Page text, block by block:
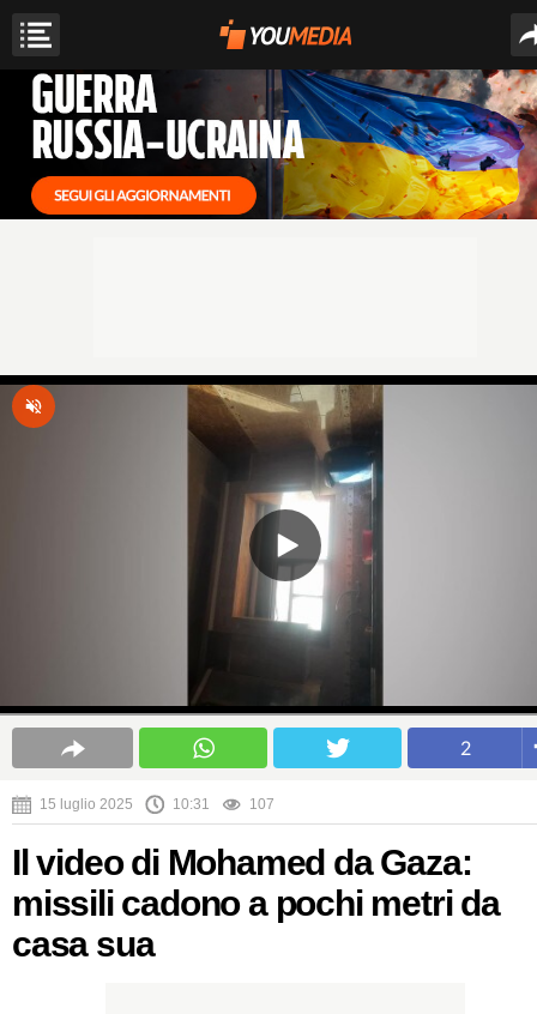
2
15 luglio 2025 10:31 107
Il video di Mohamed da Gaza:
missili cadono a pochi metri da
casa sua